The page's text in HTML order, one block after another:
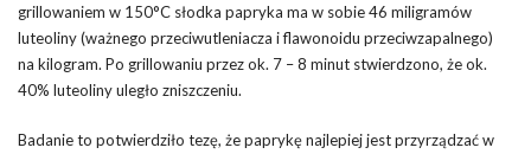
grillowaniem w 150°C słodka papryka ma w sobie 46 miligramów
luteoliny (ważnego przeciwutleniacza i flawonoidu przeciwzapalnego)
na kilogram. Po grillowaniu przez ok. 7 – 8 minut stwierdzono, że ok.
40% luteoliny uległo zniszczeniu.
Badanie to potwierdziło tezę, że paprykę najlepiej jest przyrządzać w